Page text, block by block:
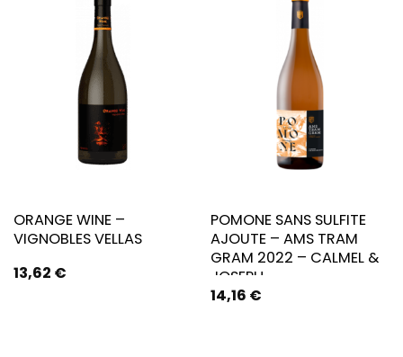
ORANGE WINE –
VIGNOBLES VELLAS
13,62 €
POMONE SANS SULFITE
AJOUTE – AMS TRAM
GRAM 2022 – CALMEL &
JOSEPH
14,16 €